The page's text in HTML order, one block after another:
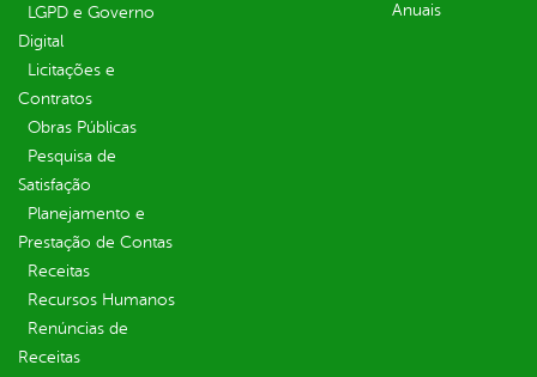
LGPD e Governo
Digital
Licitações e
Contratos
Obras Públicas
Pesquisa de
Satisfação
Planejamento e
Prestação de Contas
Receitas
Recursos Humanos
Renúncias de
Receitas
Anuais